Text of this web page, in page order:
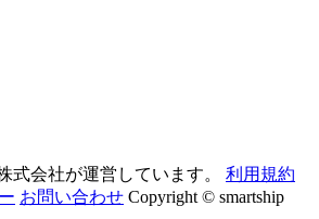
式会社が運営しています。
利用規約
お問い合わせ Copyright © smartship